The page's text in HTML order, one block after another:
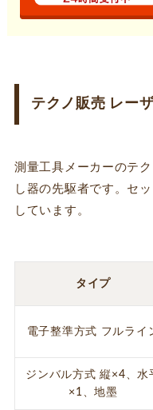
テクノ販売 レー
測量工具メーカーのテ
し器の先駆者です。セ
しています。
タイプ
電子整準方式 フルライ
ジンバル方式 縦×4、水
×1、地墨